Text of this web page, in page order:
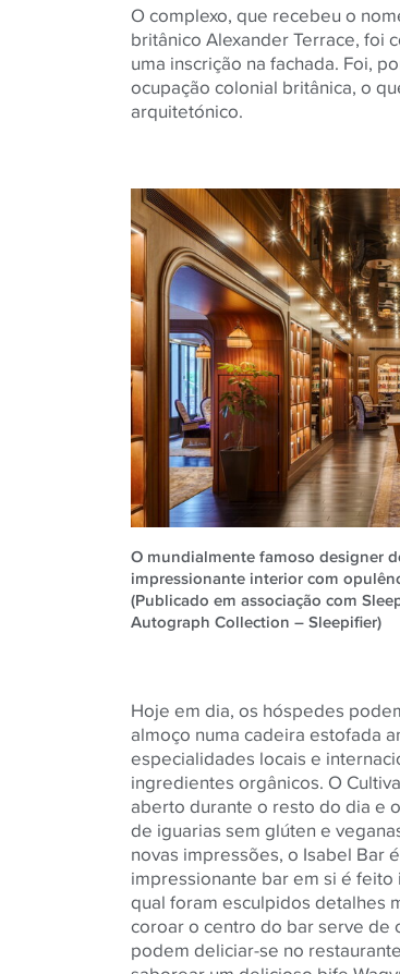
O complexo, que recebeu o
britânico Alexander Terrace, foi
uma inscrição na fachada. Foi,
ocupação colonial britânica, o
arquitetónico.
O mundialmente famoso designer
impressionante interior com
(Publicado em associação com
Autograph Collection – Sleepifier)
Hoje em dia, os hóspedes
almoço numa cadeira estofada
especialidades locais e
ingredientes orgânicos. O
aberto durante o resto do dia e
de iguarias sem glúten e
novas impressões, o Isabel Bar
impressionante bar em si é
qual foram esculpidos detalhes
coroar o centro do bar serve de
podem deliciar-se no